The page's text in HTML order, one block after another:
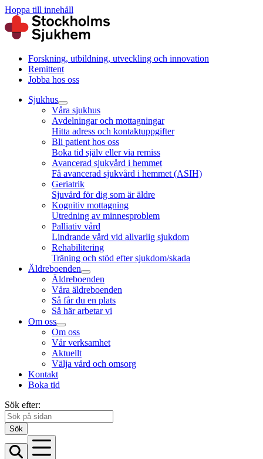
Hoppa till innehåll
Forskning, utbildning, utveckling och innovation
Remittent
Jobba hos oss
Sjukhus
Våra sjukhus
Avdelningar och mottagningar
Hitta adress och kontaktuppgifter
Bli patient hos oss
Boka tid själv eller via remiss
Avancerad sjukvård i hemmet
Få avancerad sjukvård i hemmet (ASIH)
Geriatrik
Sjuvård för dig som är äldre
Kognitiv mottagning
Utredning av minnesproblem
Palliativ vård
Lindrande vård vid allvarlig sjukdom
Rehabilitering
Träning och stöd efter sjukdom/skada
Äldreboenden
Äldreboenden
Våra äldreboenden
Så får du en plats
Så här arbetar vi
Om oss
Om oss
Vår verksamhet
Aktuellt
Välja vård och omsorg
Kontakt
Boka tid
Sök efter:
Sök